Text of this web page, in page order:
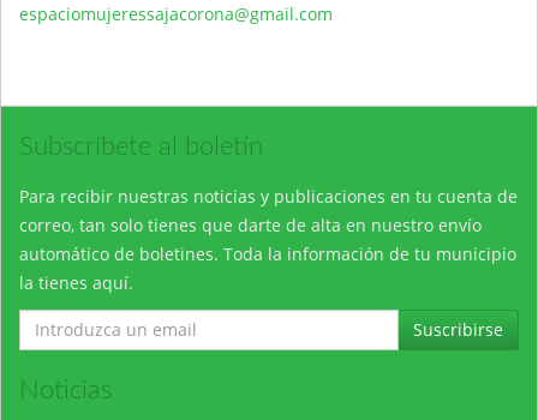
espaciomujeressajacorona@gmail.com
Subscríbete al boletín
Para recibir nuestras noticias y publicaciones en tu cuenta de
correo, tan solo tienes que darte de alta en nuestro envío
automático de boletines. Toda la información de tu municipio
la tienes aquí.
Suscribirse
Noticias